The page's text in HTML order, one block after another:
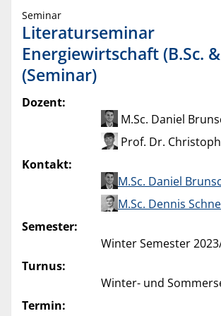
Seminar
Literaturseminar
Energiewirtschaft (B.Sc.
(Seminar)
Dozent:
M.Sc. Daniel
Prof. Dr.
Kontakt:
M.Sc. Daniel
M.Sc. Dennis
Semester:
Winter Semester
Turnus:
Winter- und
Termin: